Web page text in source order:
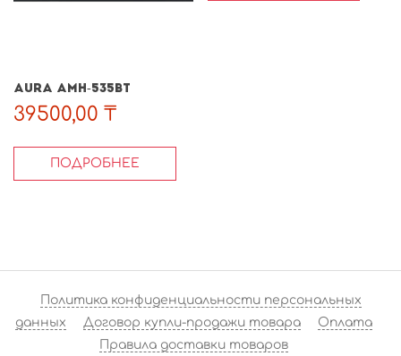
AURA AMH-535BT
39500,00 ₸
ПОДРОБНЕЕ
Политика конфиденциальности персональных
данных
Договор купли-продажи товара
Оплата
Правила доставки товаров